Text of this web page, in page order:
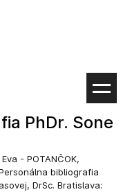
PhDr. Sone
- POTANČOK,
bibliografia
DrSc. Bratislava: